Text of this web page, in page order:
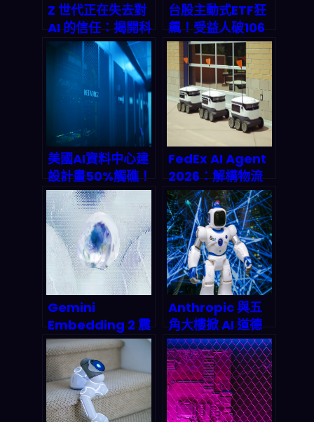
Z 世代正在失去對
AI 的信任：揭開科
技原住民的職場焦
慮與信任危機
台股主動式ETF狂
飆！受益人破106
萬連23週新高，
00992A漲27%奪
冠背後的AI兆元財
富重分配
美國AI資料中心建
設計畫50%觸礁！
電力荒與變壓器斷
鏈如何癱瘓兆美元
產能？
FedEx AI Agent
2026：解構物流
巨頭的自動化工廠
革命，你的包裹將
由AI全權處理？
Gemini
Embedding 2 震
撼登場：解構
Google 多模態AI
革命性突破與
2026 商用版圖
Anthropic 與五
角大樓掀 AI 道德
風暴：人才戰爭、
千億合約與
autonomous
weapons 的死亡
交叉